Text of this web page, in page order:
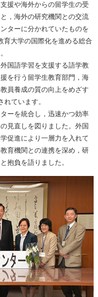
援や海外からの留学生の受
，海外の研究機関との交流
ターに分かれていたものを
育大学の国際化を進める総合
国語学習を支援する語学教
を行う留学生教育部門，海
員養成の質の向上をめざす
ています。
ーを統合し，迅速かつ効率
見直しを図りました。外国
促進により一層力を入れて
育機関との連携を深め，研
抱負を語りました。